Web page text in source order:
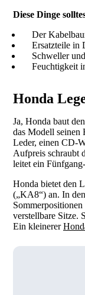
Diese Dinge
Der
Ersatzteile in
Schweller
Feuchtigkeit
Honda
Ja, Honda baut
das Modell seinen
Leder, einen CD-
Aufpreis schraubt
leitet ein
Honda bietet den
(„KA8“) an. In
verstellbare Sitze.
Ein kleinerer